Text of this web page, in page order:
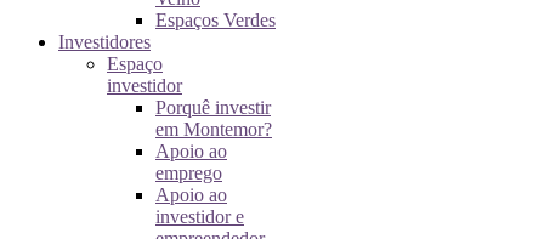
Espaços Verdes
Investidores
Espaço
investidor
Porquê investir
em Montemor?
Apoio ao
emprego
Apoio ao
investidor e